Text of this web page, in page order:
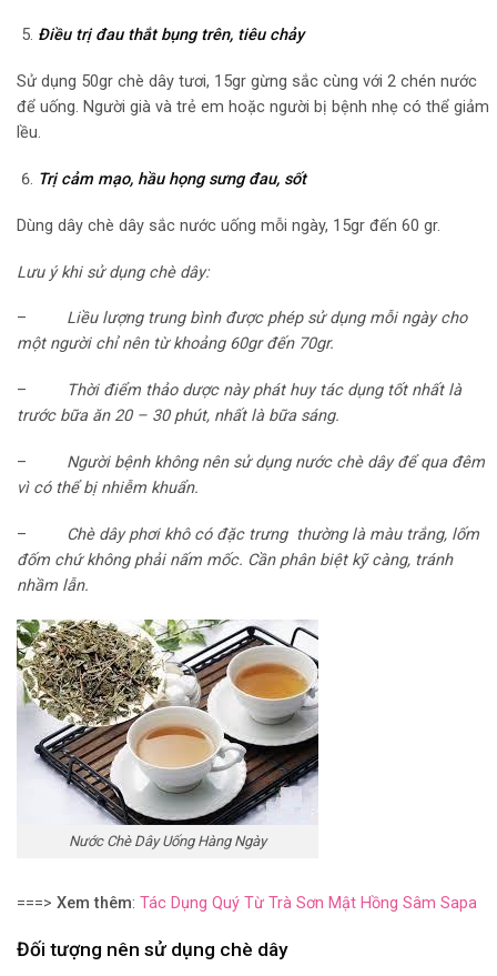
Điều trị đau thắt bụng trên, tiêu chảy
Sử dụng 50gr chè dây tươi, 15gr gừng sắc cùng với 2 chén nước
để uống. Người già và trẻ em hoặc người bị bệnh nhẹ có thể giảm
lều.
Trị cảm mạo, hầu họng sưng đau, sốt
Dùng dây chè dây sắc nước uống mỗi ngày, 15gr đến 60 gr.
Lưu ý khi sử dụng chè dây:
–
Liều lượng trung bình được phép sử dụng mỗi ngày cho
một người chỉ nên từ khoảng 60gr đến 70gr.
–
Thời điểm thảo dược này phát huy tác dụng tốt nhất là
trước bữa ăn 20 – 30 phút, nhất là bữa sáng.
–
Người bệnh không nên sử dụng nước chè dây để qua đêm
vì có thể bị nhiễm khuẩn.
–
Chè dây phơi khô có đặc trưng thường là màu trắng, lốm
đốm chứ không phải nấm mốc. Cần phân biệt kỹ càng, tránh
nhầm lẫn.
Nước Chè Dây Uống Hàng Ngày
===> Xem thêm: Tác Dụng Quý Từ Trà Sơn Mật Hồng Sâm Sapa
Đối tượng nên sử dụng chè dây